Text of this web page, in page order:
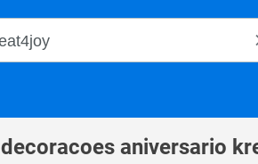
decoracoes aniversario